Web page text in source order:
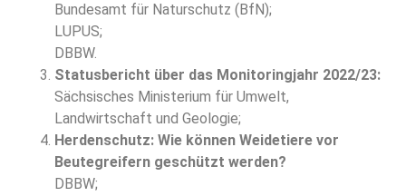
Bundesamt für Naturschutz (BfN);
LUPUS;
DBBW.
Statusbericht über das Monitoringjahr 2022/23:
Sächsisches Ministerium für Umwelt,
Landwirtschaft und Geologie;
Herdenschutz: Wie können Weidetiere vor
Beutegreifern geschützt werden?
DBBW;